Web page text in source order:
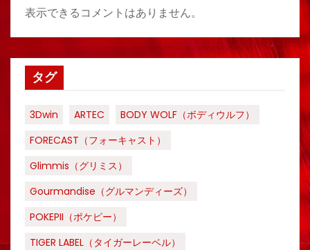
表示できるコメントはありません。
タグ
3Dwin ARTEC
BODY WOLF（ボディウルフ）
FORECAST（フォーキャスト）
Glimmis（グリミス）
Gourmandise（グルマンディーズ）
POKEPII（ポケピー）
TIGER LABEL（タイガーレーベル）